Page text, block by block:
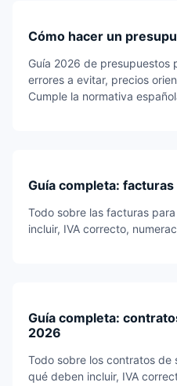
Cómo hacer un
Guía 2026 de presupuestos
errores a evitar, precios
Cumple la normativa
Guía completa:
Todo sobre las facturas
incluir, IVA correcto,
Guía completa:
2026
Todo sobre los contratos de
qué deben incluir, IVA